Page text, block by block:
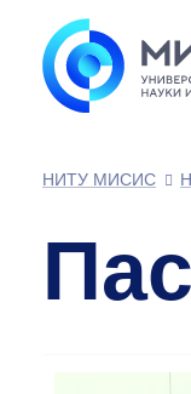
НИТУ МИСИС